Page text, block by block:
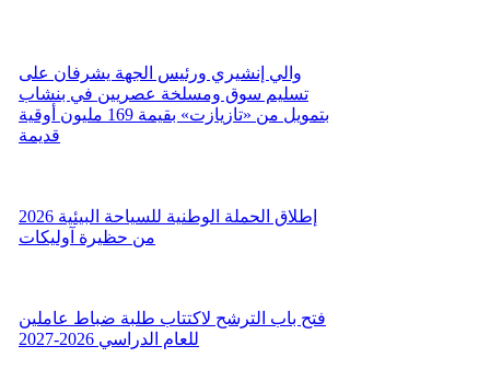
والي إنشيري ورئيس الجهة يشرفان على
تسليم سوق ومسلخة عصريين في بنشاب
بتمويل من «تازيازت» بقيمة 169 مليون أوقية
قديمة
إطلاق الحملة الوطنية للسياحة البيئية 2026
من حظيرة آوليكات
فتح باب الترشح لاكتتاب طلبة ضباط عاملين
للعام الدراسي 2026-2027